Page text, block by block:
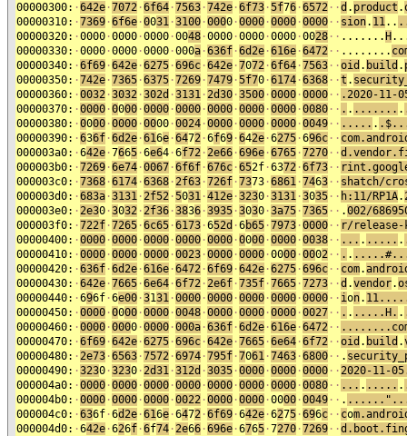
00000300: ·642e ·7072 ·6f64 ·7563 ·742e ·6f73 ·5f76 ·6572 · ·d . product .
00000310: ·7369 ·6f6e ·0031 ·3100 ·0000 ·0000 ·0000 ·0000 · · sion. 11..
00000320: ·0000 ·0000 ·0000 ·0048 ·0000 ·0000 ·0000 ·0028 · · ....... H
00000330: ·0000 ·0000 ·0000 ·000a ·636f ·6d2e ·616e ·6472 · · ........
00000340: ·6f69 ·642e ·6275 ·696c ·642e ·7072 ·6f64 ·7563 · ·oid . build .
00000350: ·742e ·7365 ·6375 ·7269 ·7479 ·5f70 ·6174 ·6368 · ·t .
00000360: ·0032 ·3032 ·302d ·3131 ·2d30 ·3500 ·0000 ·0000 · · .2020-11-
00000370: ·0000 ·0000 ·0000 ·0000 ·0000 ·0000 ·0000 ·0080 · · . . ....... .
00000380: ·0000 ·0000 ·0000 ·0024 ·0000 ·0000 ·0000 ·0049 · · ..... .
00000390: ·636f ·6d2e ·616e ·6472 ·6f69 ·642e ·6275 ·696c · ·
000003a0: ·642e ·7665 ·6e64 ·6f72 ·2e66 ·696e ·6765 ·7270 · ·
000003b0: ·7269 ·6e74 ·0067 ·6f6f ·676c ·652f ·6372 ·6f73 · ·
000003c0: ·7368 ·6174 ·6368 ·2f63 ·726f ·7373 ·6861 ·7463 · · shatch/
000003d0: ·683a ·3131 ·2f52 ·5031 ·412e ·3230 ·3131 ·3035 · · h:11/RP1A.
000003e0: ·2e30 ·3032 ·2f36 ·3836 ·3935 ·3030 ·3a75 ·7365 · · .002/
000003f0: ·722f ·7265 ·6c65 ·6173 ·652d ·6b65 ·7973 ·0000 · · r/release-
00000400: ·0000 ·0000 ·0000 ·0000 ·0000 ·0000 ·0000 ·0038 · · ... . ..... .
00000410: ·0000 ·0000 ·0000 ·0023 ·0000 ·0000 ·0000 ·0002 · · . .
00000420: ·636f ·6d2e ·616e ·6472 ·6f69 ·642e ·6275 ·696c · · com.
00000430: ·642e ·7665 ·6e64 ·6f72 ·2e6f ·735f ·7665 ·7273 · ·d .vendor.
00000440: ·696f ·6e00 ·3131 ·0000 ·0000 ·0000 ·0000 ·0000 · · ion.
00000450: ·0000 ·0000 ·0000 ·0048 ·0000 ·0000 ·0000 ·0027 · · . . .....H. .
00000460: ·0000 ·0000 ·0000 ·000a ·636f ·6d2e ·616e ·6472 · ·
00000470: ·6f69 ·642e ·6275 ·696c ·642e ·7665 ·6e64 ·6f72 · ·oid . build .
00000480: ·2e73 ·6563 ·7572 ·6974 ·795f ·7061 ·7463 ·6800 · · .
00000490: ·3230 ·3230 ·2d31 ·312d ·3035 ·0000 ·0000 ·0000 · ·2020-11-
000004a0: ·0000 ·0000 ·0000 ·0000 ·0000 ·0000 ·0000 ·0080 · · ... . ..... .
000004b0: ·0000 ·0000 ·0000 ·0022 ·0000 ·0000 ·0000 ·0049 · · .
000004c0: ·636f ·6d2e ·616e ·6472 ·6f69 ·642e ·6275 ·696c · · co
000004d0: ·642e ·626f ·6f74 ·2e66 ·696e ·6765 ·7270 ·7269 · ·